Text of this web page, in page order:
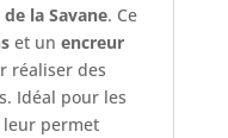
la Savane. Ce
et un encreur
réaliser des
Idéal pour les
leur permet